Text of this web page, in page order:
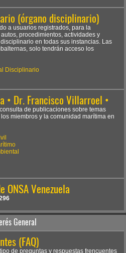
(órgano disciplinario)
a usuarios registrados, para la
procedimientos, actividades y
en todas sus instancias. Las
solo tendrán acceso los
Disciplinario
• Dr. Francisco Villarroel •
de publicaciones sobre temas
miembros y la comunidad marítima en
ONSA Venezuela
General
(FAQ)
de preguntas y respuestas frencuentes